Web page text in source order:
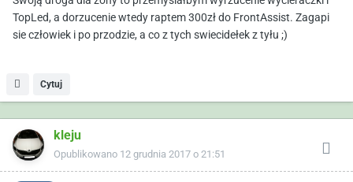
TopLed, a dorzucenie wtedy raptem 300zł do FrontAssist. Zagapi
sie człowiek i po przodzie, a co z tych swiecidełek z tyłu ;)
Cytuj
kleju
Opublikowano 12 grudnia 2017 o 21:51